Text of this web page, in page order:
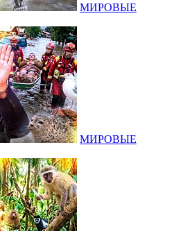
МИРОВЫЕ
МИРОВЫЕ